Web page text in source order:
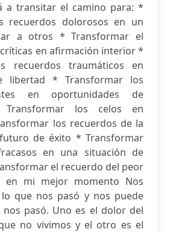
a transitar el camino para: *
recuerdos dolorosos en un
a otros * Transformar el
en afirmación interior *
recuerdos traumáticos en
libertad * Transformar los
en oportunidades de
los celos en
los recuerdos de la
de éxito * Transformar
en una situación de
el recuerdo del peor
mi mejor momento Nos
que nos pasó y nos puede
pasó. Uno es el dolor del
no vivimos y el otro es el